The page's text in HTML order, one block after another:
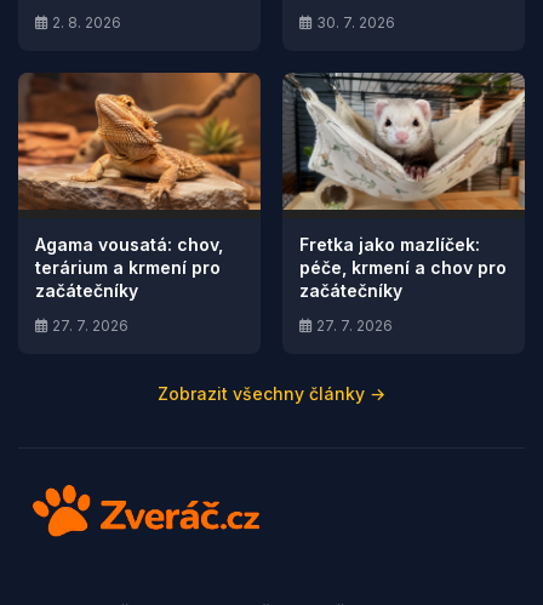
2. 8. 2026 30. 7. 2026
Agama vousatá: chov,
terárium a krmení pro
začátečníky
27. 7. 2026
Fretka jako mazlíček:
péče, krmení a chov pro
začátečníky
27. 7. 2026
Zobrazit všechny články →